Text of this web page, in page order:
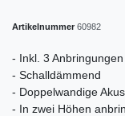
Artikelnummer 60982
- Inkl. 3 Anbringungen
- Schalldämmend
- Doppelwandige
- In zwei Höhen